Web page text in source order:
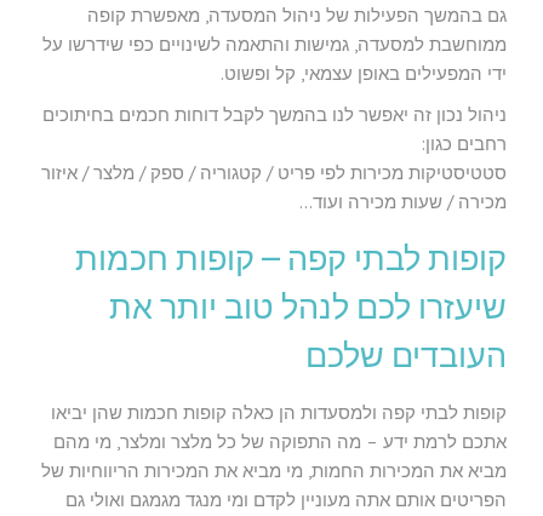
גם בהמשך הפעילות של ניהול המסעדה, מאפשרת קופה
ממוחשבת למסעדה, גמישות והתאמה לשינויים כפי שידרשו על
ידי המפעילים באופן עצמאי, קל ופשוט.
ניהול נכון זה יאפשר לנו בהמשך לקבל דוחות חכמים בחיתוכים
רחבים כגון:
סטטיסטיקות מכירות לפי פריט / קטגוריה / ספק / מלצר / איזור
מכירה / שעות מכירה ועוד…
קופות לבתי קפה – קופות חכמות
שיעזרו לכם לנהל טוב יותר את
העובדים שלכם
קופות לבתי קפה ולמסעדות הן כאלה קופות חכמות שהן יביאו
אתכם לרמת ידע – מה התפוקה של כל מלצר ומלצר, מי מהם
מביא את המכירות החמות, מי מביא את המכירות הריווחיות של
הפריטים אותם אתה מעוניין לקדם ומי מנגד מגמגם ואולי גם